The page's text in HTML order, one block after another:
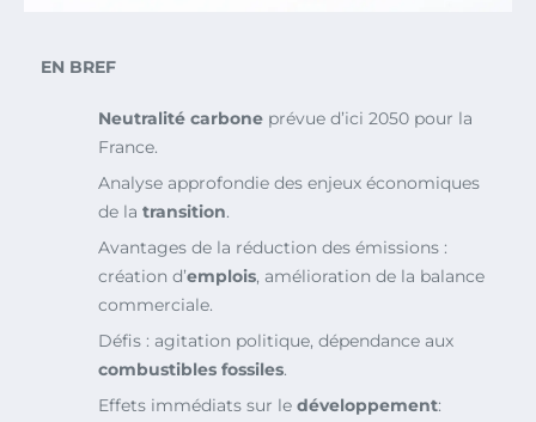
EN BREF
Neutralité carbone prévue d’ici 2050 pour la
France.
Analyse approfondie des enjeux économiques
de la transition.
Avantages de la réduction des émissions :
création d’emplois, amélioration de la balance
commerciale.
Défis : agitation politique, dépendance aux
combustibles fossiles.
Effets immédiats sur le développement: